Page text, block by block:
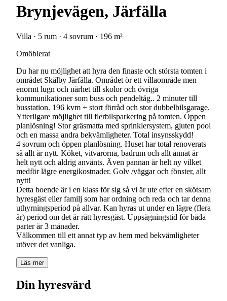
Brynjevägen, Järfälla
Villa · 5 rum · 4 sovrum · 196 m²
Omöblerat
Du har nu möjlighet att hyra den finaste och största tomten i
området Skälby Järfälla. Området ör ett villaområde men
enormt lugn och närhet till skolor och övriga
kommunikationer som buss och pendeltåg.. 2 minuter till
busstation. 196 kvm + stort förråd och stor dubbelbilsgarage.
Ytterligare möjlighet till flerbilsparkering på tomten. Öppen
planlösning! Stor gräsmatta med sprinklersystem, gjuten pool
och en massa andra bekvämligheter. Total insynsskydd!
4 sovrum och öppen planlösning. Huset har total renoverats
så allt är nytt. Köket, vitvarorna, badrum och allt annat är
helt nytt och aldrig använts. Även pannan är helt ny vilket
medför lägre energikostnader. Golv /väggar och fönster, allt
nytt!
Detta boende är i en klass för sig så vi är ute efter en skötsam
hyresgäst eller familj som har ordning och reda och tar denna
uthyrningsperiod på allvar. Kan hyras ut under en lägre (flera
år) period om det är rätt hyresgäst. Uppsägningstid för båda
parter är 3 månader.
Välkommen till ett annat typ av hem med bekvämligheter
utöver det vanliga.
Läs mer
Din hyresvärd